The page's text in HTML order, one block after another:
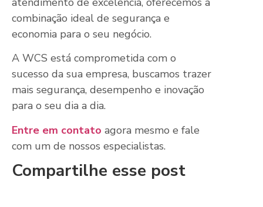
combinação ideal de segurança e
economia para o seu negócio.
A WCS está comprometida com o
sucesso da sua empresa, buscamos trazer
mais segurança, desempenho e inovação
para o seu dia a dia.
Entre em contato agora mesmo e fale
com um de nossos especialistas.
Compartilhe esse post